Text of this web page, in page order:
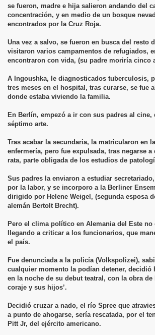
se fueron, madre e hija salieron andando del
concentración, y en medio de un bosque
encontrados por la Cruz Roja.
Una vez a salvo, se fueron en busca del resto
visitaron varios campamentos de refugiados,
encontraron con vida, (su padre moriría cinco
A Ingoushka, le diagnosticados tuberculosis,
tres meses en el hospital, tras curarse, se fue
donde estaba viviendo la familia.
En Berlín, empezó a ir con sus padres al cine,
séptimo arte.
Tras acabar la secundaria, la matricularon en
enfermería, pero fue expulsada, tras negarse
rata, parte obligada de los estudios de
Sus padres la enviaron a estudiar
por la labor, y se incorporo a la Berliner
dirigido por Helene Weigel, (segunda esposa
alemán Bertolt Brecht).
Pero el clima político en Alemania del Este no
llegando a criticar a los funcionarios, que
el país.
Fue denunciada a la policía (Volkspolizei),
cualquier momento la podían detener, decidió
en la noche de su debut teatral, con la obra de
coraje y sus hijos’.
Decidió cruzar a nado, el río Spree que
a punto de ahogarse, sería rescatada, por el
Pitt Jr, del ejército americano.